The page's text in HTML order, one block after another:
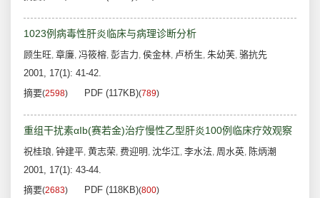
1023例病毒性肝炎临床与病理诊断分析
顾生旺, 章廉, 冯筱榕, 彭吉力, 侯金林, 卢桥生, 朱幼芙, 骆抗先
2001, 17(1): 41-42.
摘要(2598) PDF (117KB)(789)
重组干扰素αIb(赛若金)治疗慢性乙型肝炎100例临床疗效观察
祝桂琅, 钟建平, 黄志荣, 费迎明 , 沈华江, 李水法, 周水英, 陈炳潮
2001, 17(1): 43-44.
摘要(2683) PDF (118KB)(800)